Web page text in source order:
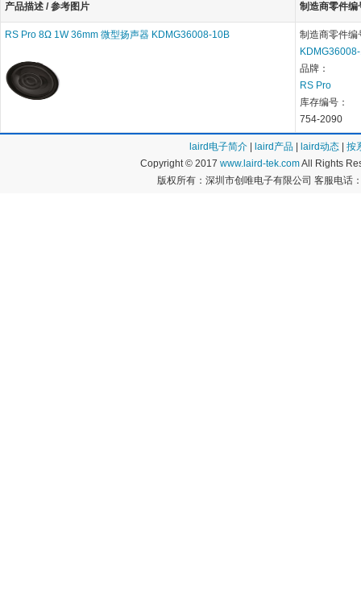
产品描述 / 参考图片 制造商零件编
RS Pro 8Ω 1W 36mm 微型扬声器 KDMG36008-10B
制造商零件编
品牌：
RS Pro
库存编号：
754-2090
laird电子简介 laird产品 laird动态
按
Copyright © 2017 www.laird-tek.comAll Rights
版权所有：深圳市创唯电子有限公司 客服电话